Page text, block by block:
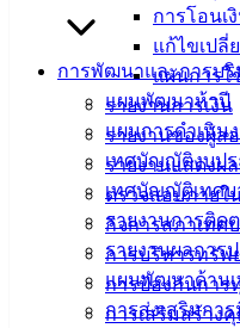
การโอนเ
แก้ไขเปลี่
แผนการใ
รายงานการเงิน
รายงานของผู้ส
รายงานแสดงผ
ตรวจสอบภายใ
กิจการสภาเทศ
การบริหารทรัพ
การป้องกันการ
การเสริมสร้าง
การพัฒนาและการบริ
แผนพัฒนาห้าปี
แผนการดำเนิน
เทศบัญญัติงบป
เทศบัญญัติเทศบ
รายงานการติด
รายงานผลการ
แผนพัฒนาด้าน
การส่งเสริมกา